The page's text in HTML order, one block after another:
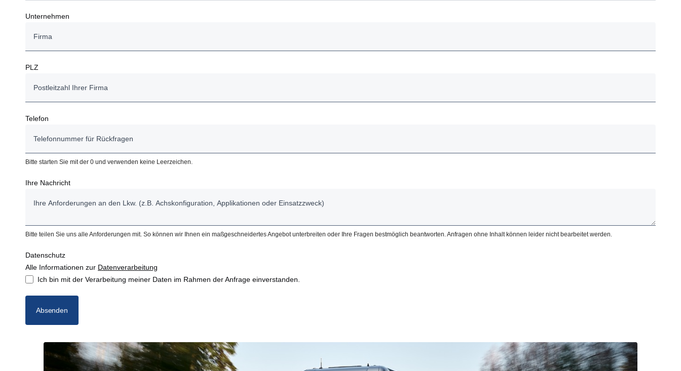
Unternehmen
PLZ
Telefon
Bitte starten Sie mit der 0 und verwenden keine Leerzeichen.
Ihre Nachricht
Bitte teilen Sie uns alle Anforderungen mit. So können wir Ihnen ein maßgeschneidertes Angebot unterbreiten oder Ihre Fragen bestmöglich beantworten. Anfragen ohne Inhalt können leider nicht bearbeitet werden.
Datenschutz
Alle Informationen zur Datenverarbeitung
Ich bin mit der Verarbeitung meiner Daten im Rahmen der Anfrage einverstanden.
Absenden